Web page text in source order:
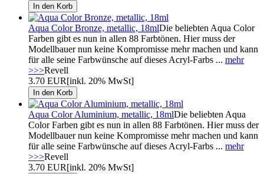
Aqua Color Bronze, metallic, 18mlDie beliebten Aqua Color
Farben gibt es nun in allen 88 Farbtönen. Hier muss der
Modellbauer nun keine Kompromisse mehr machen und kann
für alle seine Farbwünsche auf dieses Acryl-Farbs ... mehr
>>>Revell
3.70 EUR[inkl. 20% MwSt]
Aqua Color Aluminium, metallic, 18mlDie beliebten Aqua
Color Farben gibt es nun in allen 88 Farbtönen. Hier muss der
Modellbauer nun keine Kompromisse mehr machen und kann
für alle seine Farbwünsche auf dieses Acryl-Farbs ... mehr
>>>Revell
3.70 EUR[inkl. 20% MwSt]